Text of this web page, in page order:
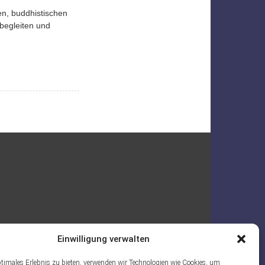
Einwilligung verwalten
Erlebnis zu bieten, verwenden wir Technologien wie Cookies, um
buddhistischen
und